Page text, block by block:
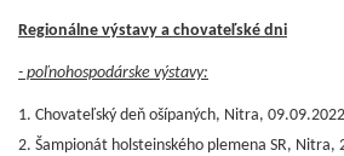
Regionálne výstavy a chovateľské dni
- poľnohospodárske výstavy:
1. Chovateľský deň ošípaných, Nitra, 09.09.2022
2. Šampionát holsteinského plemena SR, Nitra,